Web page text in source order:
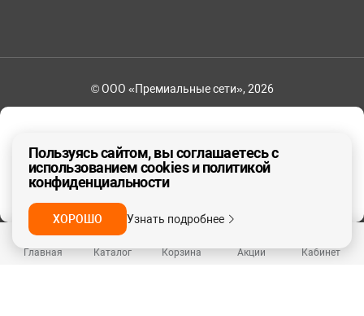
Главная Каталог Корзина Акции Кабинет
ДА, ВЕРНО
© ООО «Премиальные сети», 2026
Пользуясь сайтом, вы соглашаетесь с
использованием cookies и политикой
конфиденциальности
ХОРОШО Узнать подробнее